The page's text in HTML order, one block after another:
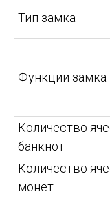
Тип замка
Функции замка
Количество
банкнот
Количество
монет